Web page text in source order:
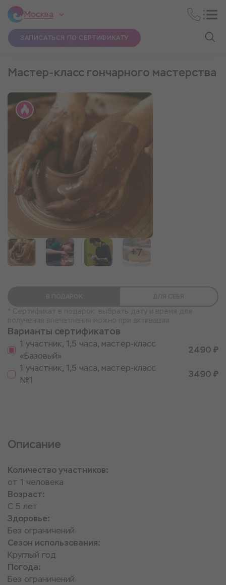
Москва
ЗАПИСАТЬСЯ ПО СЕРТИФИКАТУ
Мастер-класс гончарного мастерства
+7
Варианты сертификатов
1 участник, 1,5 часа, мастер-класс
«Базовый»
2490 ₽
1 участник, 1,5 часа, мастер-класс
№1
3490 ₽
Описание
Количество участников:
от 1 человека
Возраст:
С 5 лет
Здоровье:
Без ограничений
Сезон использования:
Круглый год
Погода:
Без ограничений